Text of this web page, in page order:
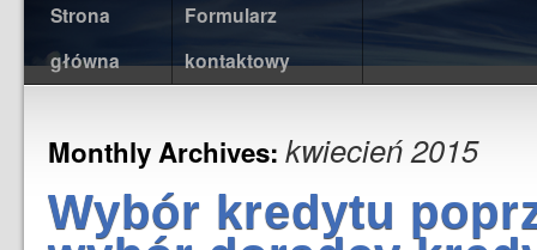
Strona
główna
Formularz
kontaktowy
Monthly Archives: kwiecień 2015
Wybór kredytu